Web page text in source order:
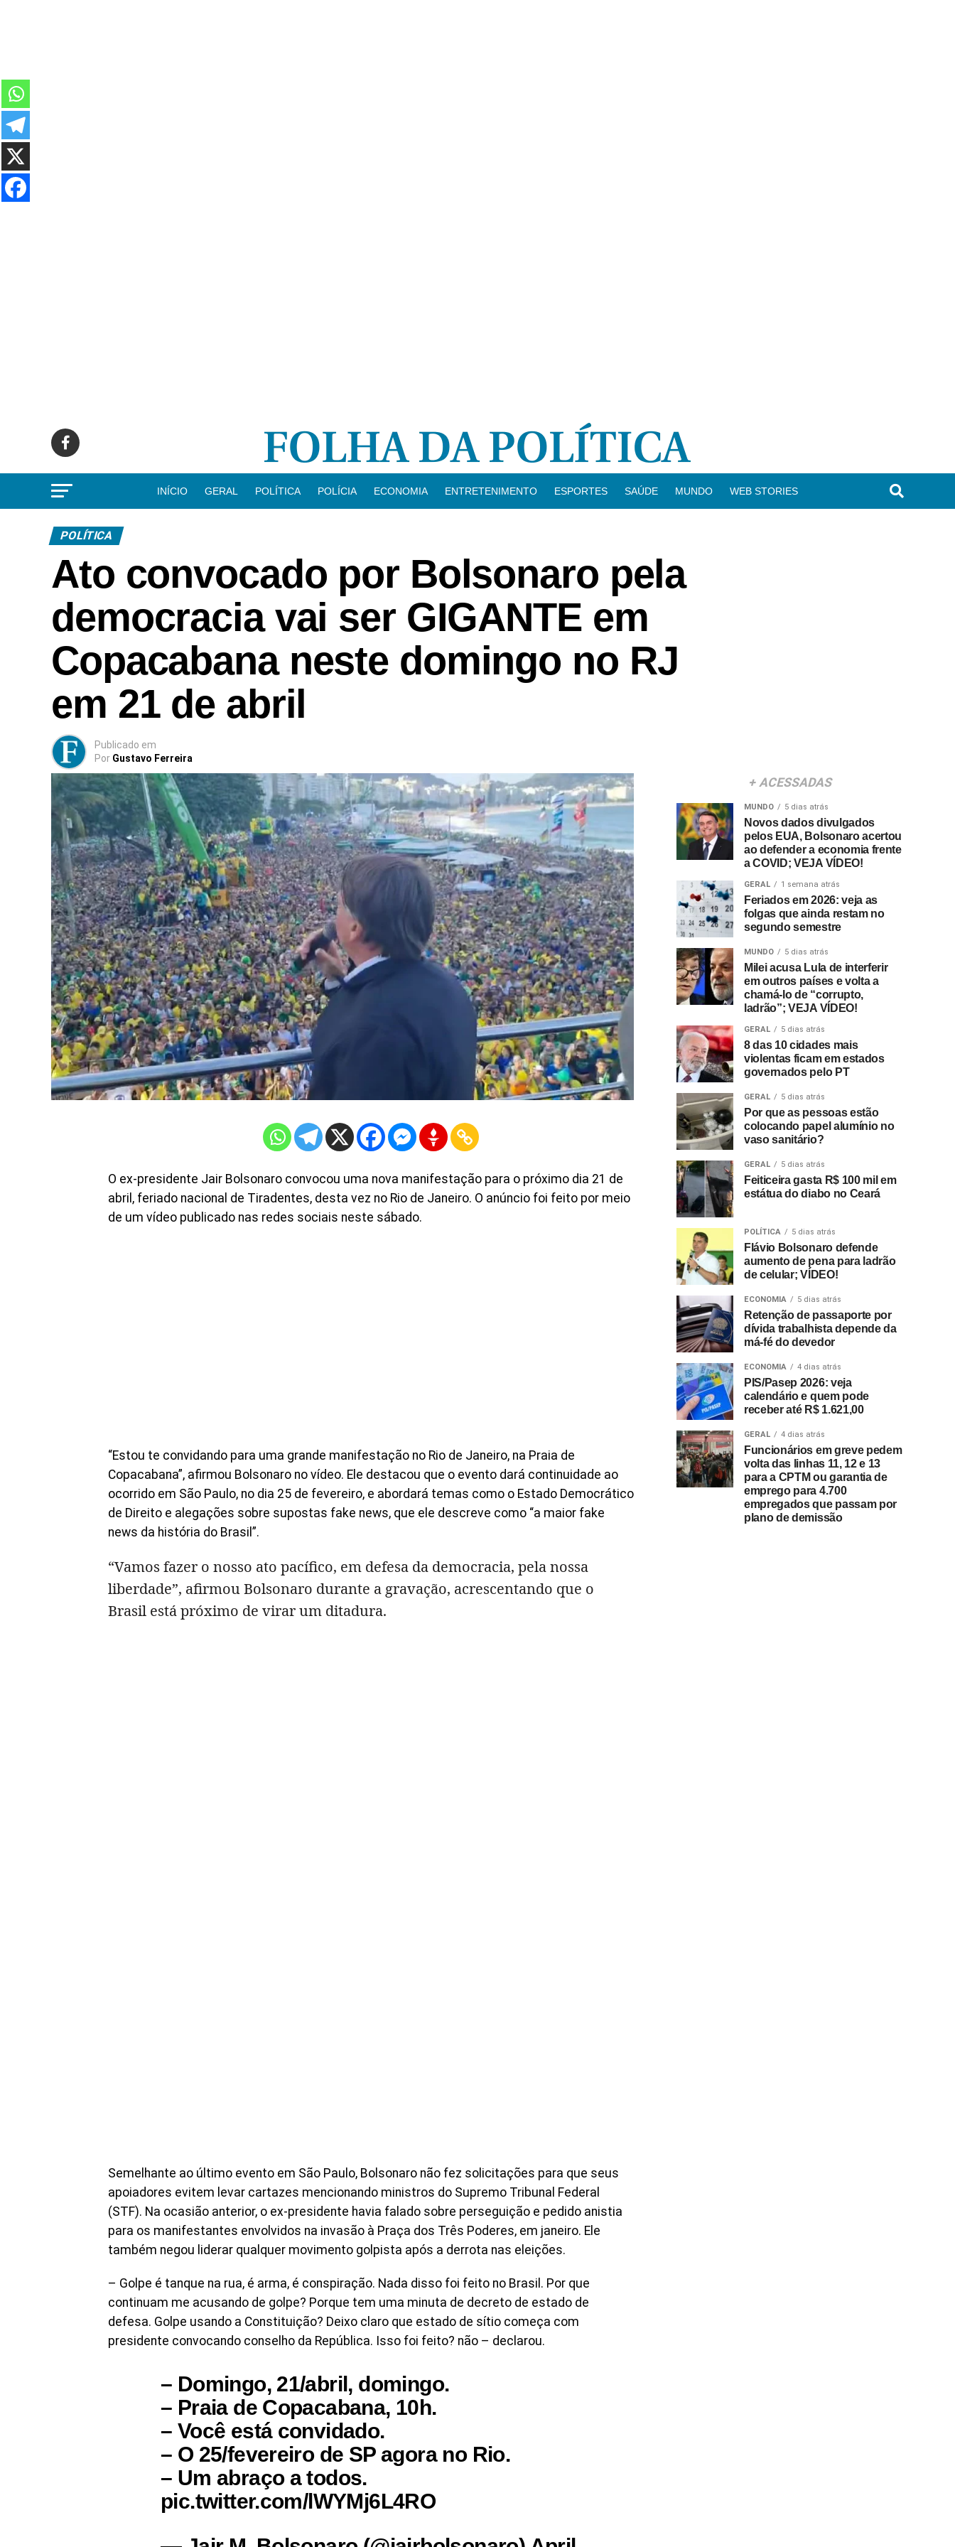
INÍCIO GERAL POLÍTICA POLÍCIA ECONOMIA ENTRETENIMENTO ESPORTES SAÚDE MUNDO WEB STORIES
POLÍTICA
Ato convocado por Bolsonaro pela
democracia vai ser GIGANTE em
Copacabana neste domingo no RJ
em 21 de abril
Publicado em
Por Gustavo Ferreira
O ex-presidente Jair Bolsonaro convocou uma nova manifestação para o próximo dia 21 de
abril, feriado nacional de Tiradentes, desta vez no Rio de Janeiro. O anúncio foi feito por meio
de um vídeo publicado nas redes sociais neste sábado.
“Estou te convidando para uma grande manifestação no Rio de Janeiro, na Praia de
Copacabana”, afirmou Bolsonaro no vídeo. Ele destacou que o evento dará continuidade ao
ocorrido em São Paulo, no dia 25 de fevereiro, e abordará temas como o Estado Democrático
de Direito e alegações sobre supostas fake news, que ele descreve como “a maior fake
news da história do Brasil”.
“Vamos fazer o nosso ato pacífico, em defesa da democracia, pela nossa
liberdade”, afirmou Bolsonaro durante a gravação, acrescentando que o
Brasil está próximo de virar um ditadura.
Semelhante ao último evento em São Paulo, Bolsonaro não fez solicitações para que seus
apoiadores evitem levar cartazes mencionando ministros do Supremo Tribunal Federal
(STF). Na ocasião anterior, o ex-presidente havia falado sobre perseguição e pedido anistia
para os manifestantes envolvidos na invasão à Praça dos Três Poderes, em janeiro. Ele
também negou liderar qualquer movimento golpista após a derrota nas eleições.
– Golpe é tanque na rua, é arma, é conspiração. Nada disso foi feito no Brasil. Por que
continuam me acusando de golpe? Porque tem uma minuta de decreto de estado de
defesa. Golpe usando a Constituição? Deixo claro que estado de sítio começa com
presidente convocando conselho da República. Isso foi feito? não – declarou.
– Domingo, 21/abril, domingo.
– Praia de Copacabana, 10h.
– Você está convidado.
– O 25/fevereiro de SP agora no Rio.
– Um abraço a todos.
pic.twitter.com/lWYMj6L4RO
+ ACESSADAS
MUNDO 5 dias atrás
Novos dados divulgados
pelos EUA, Bolsonaro acertou
ao defender a economia frente
a COVID; VEJA VÍDEO!
GERAL 1 semana atrás
Feriados em 2026: veja as
folgas que ainda restam no
segundo semestre
MUNDO 5 dias atrás
Milei acusa Lula de interferir
em outros países e volta a
chamá-lo de “corrupto,
ladrão”; VEJA VÍDEO!
GERAL 5 dias atrás
8 das 10 cidades mais
violentas ficam em estados
governados pelo PT
GERAL 5 dias atrás
Por que as pessoas estão
colocando papel alumínio no
vaso sanitário?
GERAL 5 dias atrás
Feiticeira gasta R$ 100 mil em
estátua do diabo no Ceará
POLÍTICA 5 dias atrás
Flávio Bolsonaro defende
aumento de pena para ladrão
de celular; VÍDEO!
ECONOMIA 5 dias atrás
Retenção de passaporte por
dívida trabalhista depende da
má-fé do devedor
ECONOMIA 4 dias atrás
PIS/Pasep 2026: veja
calendário e quem pode
receber até R$ 1.621,00
GERAL 4 dias atrás
Funcionários em greve pedem
volta das linhas 11, 12 e 13
para a CPTM ou garantia de
emprego para 4.700
empregados que passam por
plano de demissão